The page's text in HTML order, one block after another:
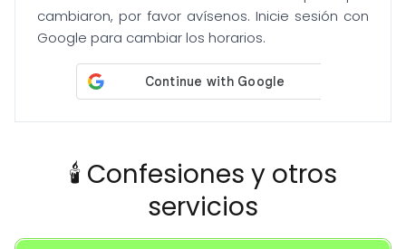
cambiaron, por favor avísenos. Inicie sesión con
Google para cambiar los horarios.
🕯️ Confesiones y otros
servicios